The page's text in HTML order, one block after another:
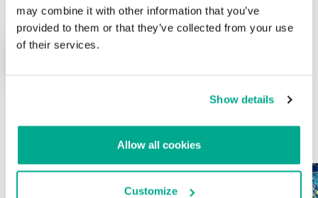
may combine it with other information that you’ve
provided to them or that they’ve collected from your use
of their services.
Show details
Allow all cookies
Customize
ÚLTIMAS PUBLICACIONES